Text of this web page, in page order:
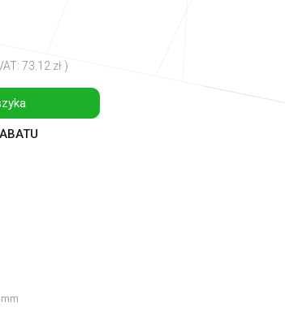
73.12 zł )